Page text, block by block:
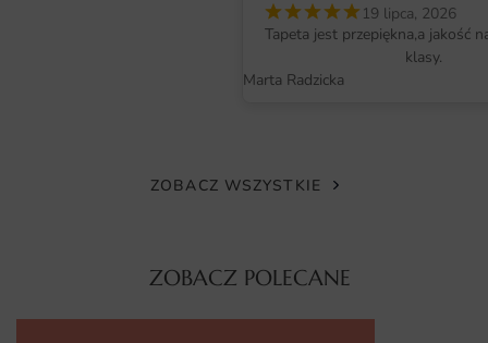
stabilny, oddychający i przyjazny w montażu. Druk
lateksowy pozwala uzyskać wyraziste kolory i ostry
stosowane w pokojach dziecięcych oraz sypialniach.
Fototapetę produkujemy w wymiarach wskazanych przez
19 lipca, 2026
Tapeta jest przepiękna,a jakość
klasy.
Marta Radzicka
ZOBACZ WSZYSTKIE
ZOBACZ POLECANE